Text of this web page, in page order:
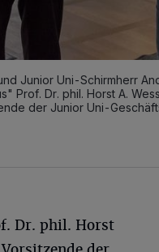
Junior Uni-Schirmherr
Prof. Dr. phil. Horst A.
der Junior Uni-
Dr. phil. Horst